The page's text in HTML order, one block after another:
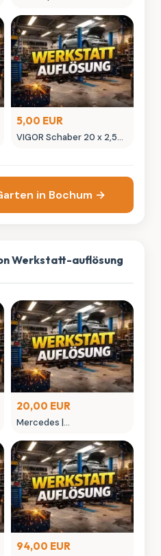
5,00 EUR
VIGOR Schaber 20 x 2,5
in Bochum →
Werkstatt-auflösung
20,00 EUR
Mercedes |
94,00 EUR